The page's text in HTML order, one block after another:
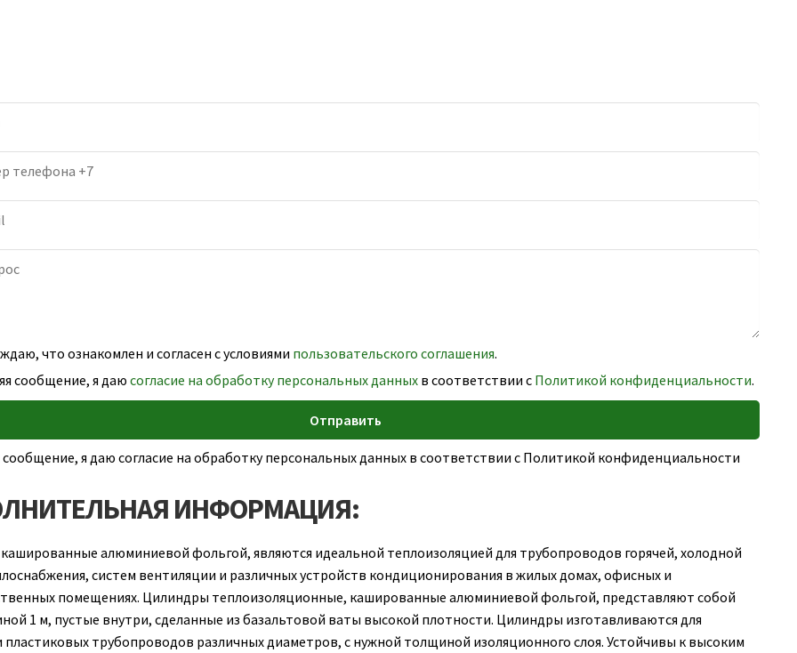
что ознакомлен и согласен с условиями пользовательского соглашения.
сообщение, я даю согласие на обработку персональных данныхв соответствии с Политикой конфиденциальности.
я даю согласие на обработку персональных данных в соответствии с Политикой конфиденциальности
ИНФОРМАЦИЯ:
алюминиевой фольгой, являются идеальной теплоизоляцией для трубопроводов горячей, холодной
систем вентиляции и различных устройств кондиционирования в жилых домах, офисных и
помещениях. Цилиндры теплоизоляционные, кашированные алюминиевой фольгой, представляют собой
1 м, пустые внутри, сделанные из базальтовой ваты высокой плотности. Цилиндры изготавливаются для
пластиковых трубопроводов различных диаметров, с нужной толщиной изоляционного слоя. Устойчивы к высоким